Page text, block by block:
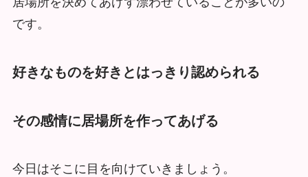
です。
好きなものを好きとはっきり認められる
その感情に居場所を作ってあげる
今日はそこに目を向けていきましょう。